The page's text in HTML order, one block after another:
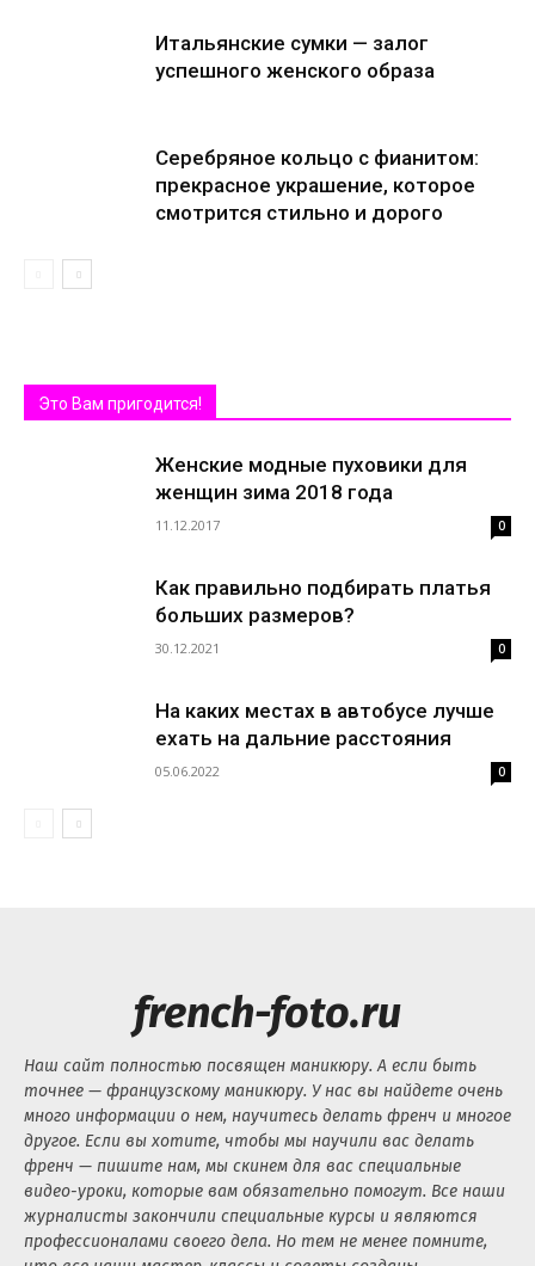
Итальянские сумки — залог
успешного женского образа
Серебряное кольцо с фианитом:
прекрасное украшение, которое
смотрится стильно и дорого
Это Вам пригодится!
Женские модные пуховики для
женщин зима 2018 года
11.12.2017 0
Как правильно подбирать платья
больших размеров?
30.12.2021 0
На каких местах в автобусе лучше
ехать на дальние расстояния
05.06.2022 0
french-foto.ru
Наш сайт полностью посвящен маникюру. А если быть
точнее — французскому маникюру. У нас вы найдете очень
много информации о нем, научитесь делать френч и многое
другое. Если вы хотите, чтобы мы научили вас делать
френч — пишите нам, мы скинем для вас специальные
видео-уроки, которые вам обязательно помогут. Все наши
журналисты закончили специальные курсы и являются
профессионалами своего дела. Но тем не менее помните,